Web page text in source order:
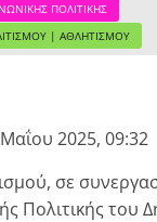
ΠΟΛΙΤΙΚΗΣ
| ΑΘΛΗΤΙΣΜΟΥ
2025, 09:32
σε
Πολιτικής του